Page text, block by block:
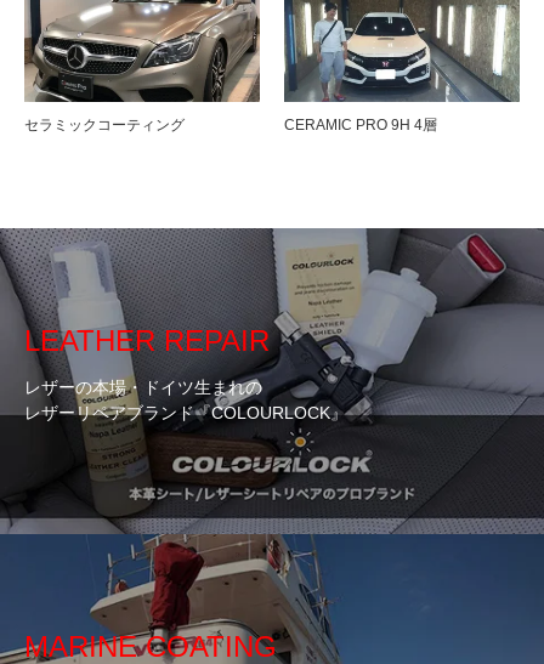
セラミックコーティング CERAMIC PRO 9H 4層
LEATHER REPAIR
レザーの本場・ドイツ生まれの
レザーリペアブランド『COLOURLOCK』
MARINE COATING